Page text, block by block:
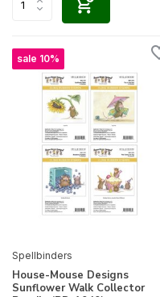
sale 10%
Spellbinders
House-Mouse Designs
Sunflower Walk Collector